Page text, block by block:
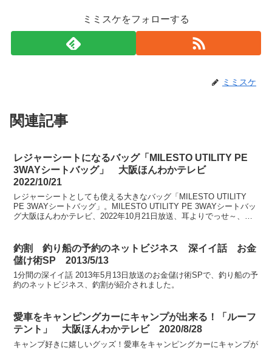
ミミスケをフォローする
ミミスケ
関連記事
レジャーシートになるバッグ「MILESTO UTILITY PE
3WAYシートバッグ」 大阪ほんわかテレビ
2022/10/21
レジャーシートとしても使える大きなバッグ「MILESTO UTILITY
PE 3WAYシートバッグ」。MILESTO UTILITY PE 3WAYシートバッ
グ大阪ほんわかテレビ、2022年10月21日放送、耳よりでっせ～、秋
釣割 釣り船の予約のネットビジネス 深イイ話 お金
儲け術SP 2013/5/13
1分間の深イイ話 2013年5月13日放送のお金儲け術SPで、釣り船の予
約のネットビジネス、釣割が紹介されました。
愛車をキャンピングカーにキャンプが出来る！「ルーフ
テント」 大阪ほんわかテレビ 2020/8/28
キャンプ好きに嬉しいグッズ！愛車をキャンピングカーにキャンプが